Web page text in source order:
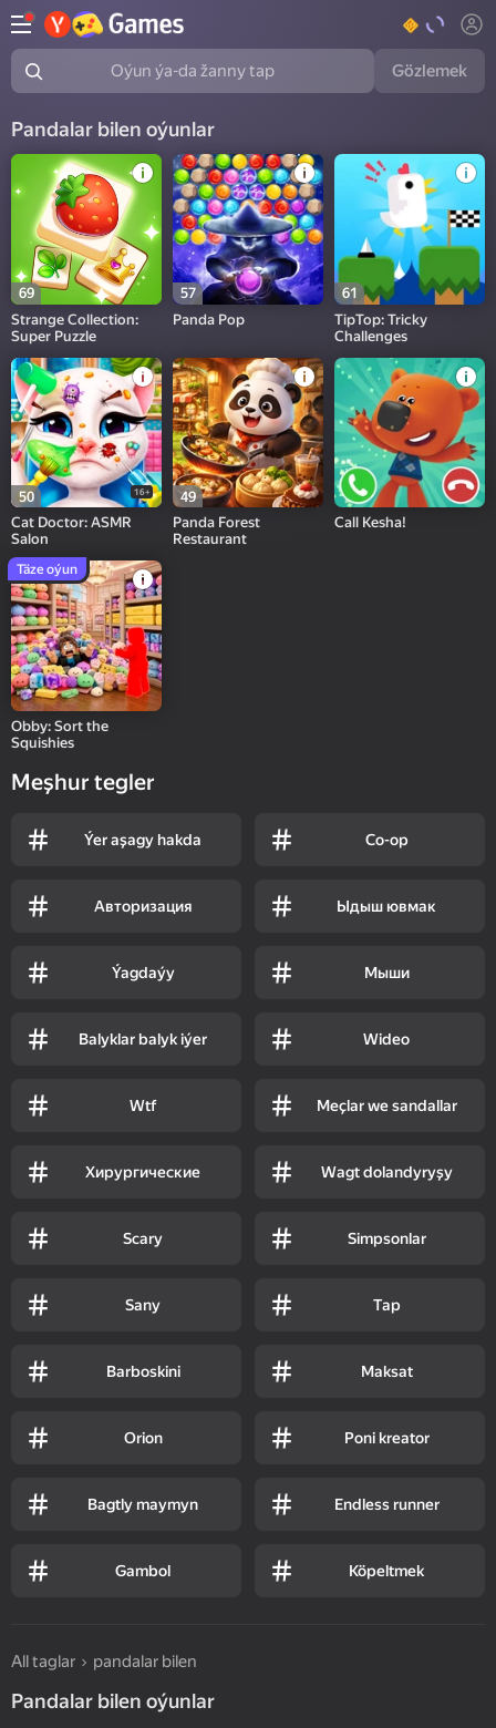
Oýun ýa-da žanny tap Gözlemek
Pandalar bilen oýunlar
69
Strange Collection:
Super Puzzle
57
Panda Pop
61
TipTop: Tricky
Challenges
50 16+
Cat Doctor: ASMR
Salon
49
Panda Forest
Restaurant
Call Kesha!
Täze oýun
Obby: Sort the
Squishies
Meşhur tegler
Ýer aşagy hakda Co-op
Авторизация Ыдыш ювмак
Ýagdaýy Мыши
Balyklar balyk iýer Wideo
Wtf Meçlar we sandallar
Хирургические Wagt dolandyryşy
Scary Simpsonlar
Sany Tap
Barboskini Maksat
Orion Poni kreator
Bagtly maymyn Endless runner
Gambol Köpeltmek
All taglar pandalar bilen
Pandalar bilen oýunlar